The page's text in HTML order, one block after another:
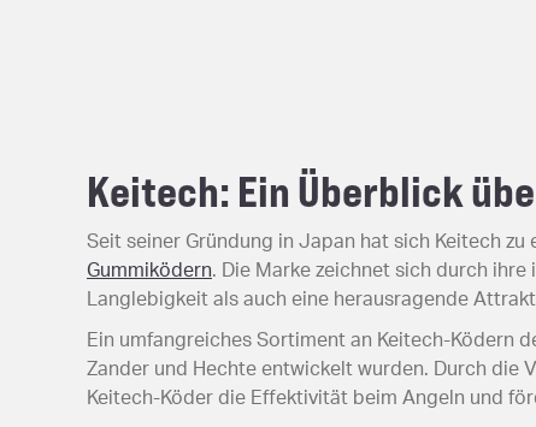
Keitech: Ein Überblick
Seit seiner Gründung in Japan hat sich Keitech
Gummiködern. Die Marke zeichnet sich durch
Langlebigkeit als auch eine herausragende
Ein umfangreiches Sortiment an Keitech-Ködern
Zander und Hechte entwickelt wurden. Durch die
Keitech-Köder die Effektivität beim Angeln und